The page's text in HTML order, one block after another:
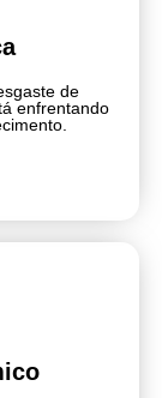
de
enfrentando